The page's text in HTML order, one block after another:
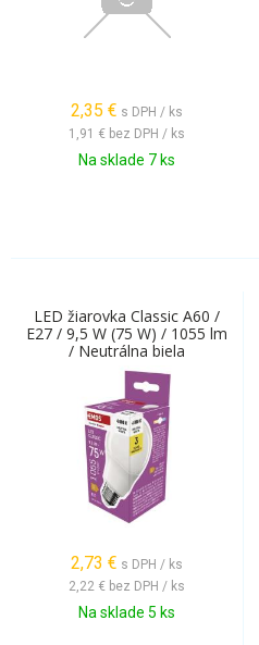
2,35 € s DPH / ks
1,91 € bez DPH / ks
Na sklade 7 ks
LED žiarovka Classic A60 /
E27 / 9,5 W (75 W) / 1055 lm
/ Neutrálna biela
2,73 € s DPH / ks
2,22 € bez DPH / ks
Na sklade 5 ks